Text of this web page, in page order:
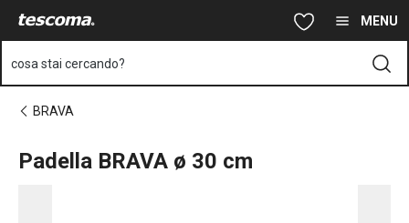
Vai al contenuto principale MENU
cosa stai cercando?
BRAVA
Padella BRAVA ø 30 cm